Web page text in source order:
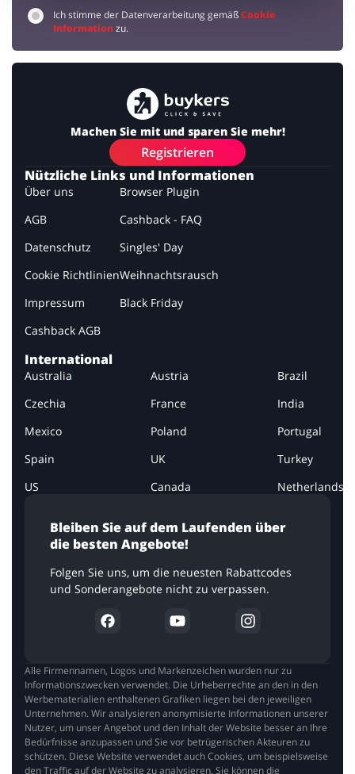
Ich stimme der Datenverarbeitung gemäßCookie
Informationzu.
Machen Sie mit und sparen Sie mehr!
Registrieren
Bleiben Sie auf dem Laufenden über
die besten Angebote!
Folgen Sie uns, um die neuesten Rabattcodes
und Sonderangebote nicht zu verpassen.
Nützliche Links und Informationen
Über uns
AGB
Datenschutz
Cookie Richtlinien
Impressum
Cashback AGB
Browser Plugin
Cashback - FAQ
Singles' Day
Weihnachtsrausch
Black Friday
International
Australia Austria
Brazil
Czechia
France
India
Mexico
Poland
Portugal
Spain
UK
Turkey
US
Canada Netherlands
Alle Firmennamen, Logos und Markenzeichen wurden nur zu
Informationszwecken verwendet. Die Urheberrechte an den in den
Werbematerialien enthaltenen Grafiken liegen bei den jeweiligen
Unternehmen. Wir analysieren anonymisierte Informationen unserer
Nutzer, um unser Angebot und den Inhalt der Website besser an Ihre
Bedürfnisse anzupassen und Sie vor betrügerischen Akteuren zu
schützen. Diese Website verwendet auch Cookies, um beispielsweise
den Traffic auf der Website zu analysieren. Sie können die